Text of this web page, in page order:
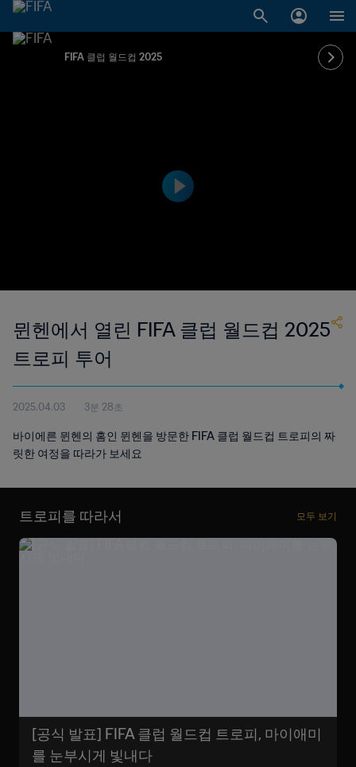
FIFA 클럽 월드컵 2025
뮌헨에서 열린 FIFA 클럽 월드컵 2025
트로피 투어
2025.04.03 3분 28초
바이에른 뮌헨의 홈인 뮌헨을 방문한 FIFA 클럽 월드컵 트로피의 짜
릿한 여정을 따라가 보세요
트로피를 따라서 모두 보기
[공식 발표] FIFA 클럽 월드컵 트로피, 마이애미
를 눈부시게 빛내다